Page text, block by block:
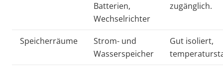
Batterien,
Wechselrichter
zugänglich.
Speicherräume
Strom- und
Wasserspeicher
Gut isoliert,